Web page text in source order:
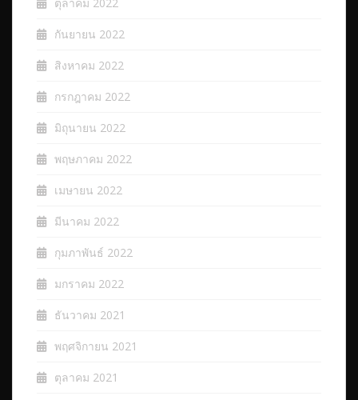
กันยายน 2022
สิงหาคม 2022
กรกฎาคม 2022
มิถุนายน 2022
พฤษภาคม 2022
เมษายน 2022
มีนาคม 2022
กุมภาพันธ์ 2022
มกราคม 2022
ธันวาคม 2021
พฤศจิกายน 2021
ตุลาคม 2021